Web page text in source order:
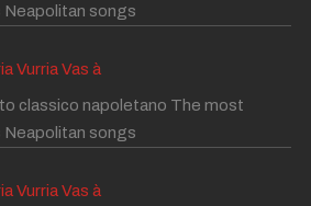
Neapolitan songs
Vurria Vas à
classico napoletano The most
Neapolitan songs
Vurria Vas à